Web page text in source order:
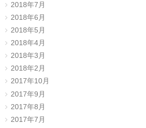
2018年7月
2018年6月
2018年5月
2018年4月
2018年3月
2018年2月
2017年10月
2017年9月
2017年8月
2017年7月